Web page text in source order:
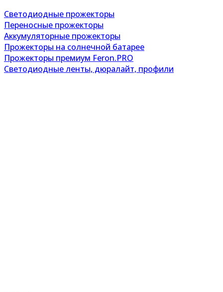
Светодиодные прожекторы
Переносные прожекторы
Аккумуляторные прожекторы
Прожекторы на солнечной батарее
Прожекторы премиум Feron.PRO
Светодиодные ленты, дюралайт, профили